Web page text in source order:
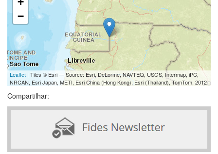
−
Leaflet | Tiles © Esri — Source: Esri, DeLorme, NAVTEQ, USGS, Intermap, iPC,
NRCAN, Esri Japan, METI, Esri China (Hong Kong), Esri (Thailand), TomTom, 2012
Compartilhar: